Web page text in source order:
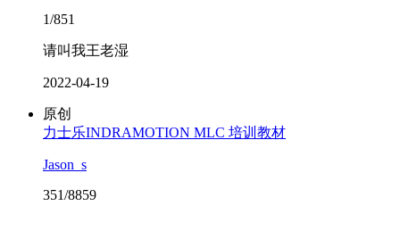
1/851
请叫我王老湿
2022-04-19
原创
力士乐INDRAMOTION MLC 培训教材
Jason_s
351/8859